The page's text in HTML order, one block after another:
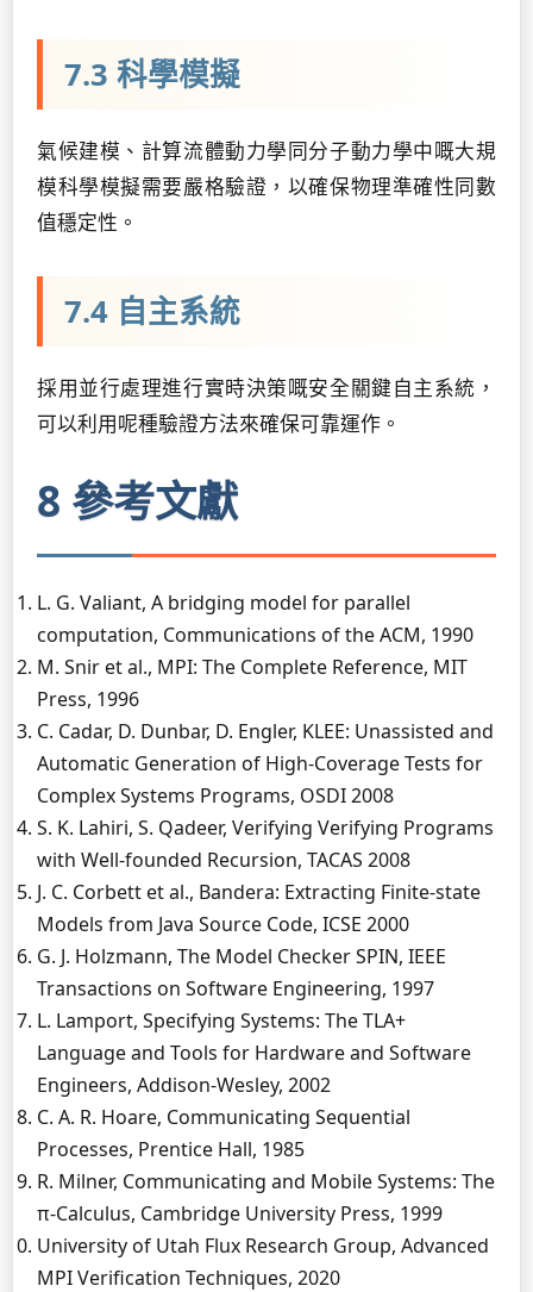
7.3 科學模擬
氣候建模、計算流體動力學同分子動力學中嘅大規
模科學模擬需要嚴格驗證，以確保物理準確性同數
值穩定性。
7.4 自主系統
採用並行處理進行實時決策嘅安全關鍵自主系統，
可以利用呢種驗證方法來確保可靠運作。
8 參考文獻
L. G. Valiant, A bridging model for parallel
computation, Communications of the ACM, 1990
M. Snir et al., MPI: The Complete Reference, MIT
Press, 1996
C. Cadar, D. Dunbar, D. Engler, KLEE: Unassisted and
Automatic Generation of High-Coverage Tests for
Complex Systems Programs, OSDI 2008
S. K. Lahiri, S. Qadeer, Verifying Verifying Programs
with Well-founded Recursion, TACAS 2008
J. C. Corbett et al., Bandera: Extracting Finite-state
Models from Java Source Code, ICSE 2000
G. J. Holzmann, The Model Checker SPIN, IEEE
Transactions on Software Engineering, 1997
L. Lamport, Specifying Systems: The TLA+
Language and Tools for Hardware and Software
Engineers, Addison-Wesley, 2002
C. A. R. Hoare, Communicating Sequential
Processes, Prentice Hall, 1985
R. Milner, Communicating and Mobile Systems: The
π-Calculus, Cambridge University Press, 1999
University of Utah Flux Research Group, Advanced
MPI Verification Techniques, 2020